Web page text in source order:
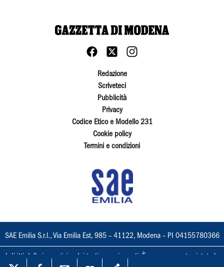
Redazione
Scriveteci
Pubblicità
Privacy
Codice Etico e Modello 231
Cookie policy
Termini e condizioni
SAE Emilia S.r.l., Via Emilia Est, 985 – 41122, Modena – PI 04155780366
I diritti delle immagini e dei testi sono riservati. È espressamente vietata la